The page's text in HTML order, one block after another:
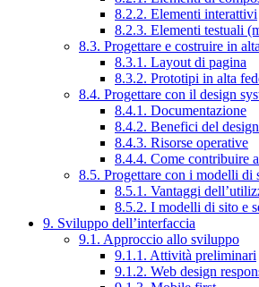
8.2.2. Elementi interattivi
8.2.3. Elementi testuali
8.3. Progettare e costruire in
8.3.1. Layout di pagina
8.3.2. Prototipi in alta
8.4. Progettare con il design
8.4.1. Documentazione
8.4.2. Benefici del
8.4.3. Risorse operative
8.4.4. Come contribuire
8.5. Progettare con i modelli di
8.5.1. Vantaggi
8.5.2. I modelli di sito e
9. Sviluppo dell’interfaccia
9.1. Approccio allo sviluppo
9.1.1. Attività preliminari
9.1.2. Web design